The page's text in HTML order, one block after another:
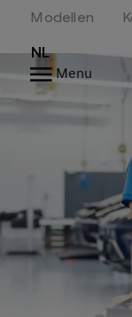
Modellen
NL
Menu